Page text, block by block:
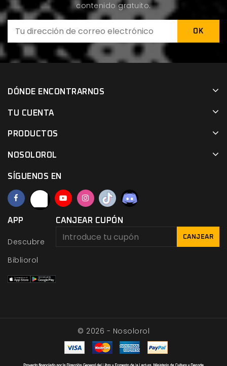
contenido gratuito.
DÓNDE ENCONTRARNOS
TU CUENTA
PRODUCTOS
NOSOLOROL
SÍGUENOS EN
APP
Descubre
Bibliorol
CANJEAR CUPÓN
CANJEAR
© 2026 - Nosolorol